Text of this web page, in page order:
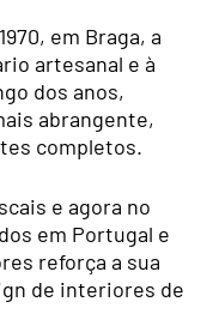
em Braga, a
artesanal e à
dos anos,
abrangente,
completos.
e agora no
em Portugal e
reforça a sua
de interiores de